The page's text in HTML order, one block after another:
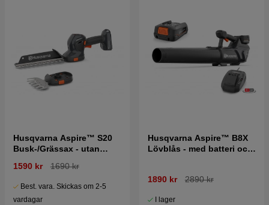
Husqvarna Aspire™ S20
Busk-/Grässax - utan
1590 kr 1690 kr
Best. vara. Skickas om 2-5
vardagar
Husqvarna Aspire™ B8X
Lövblås - med batteri och
1890 kr 2890 kr
I lager